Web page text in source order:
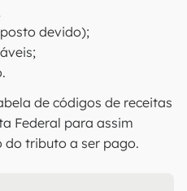
devido);
de códigos de receitas
Federal para assim
tributo a ser pago.